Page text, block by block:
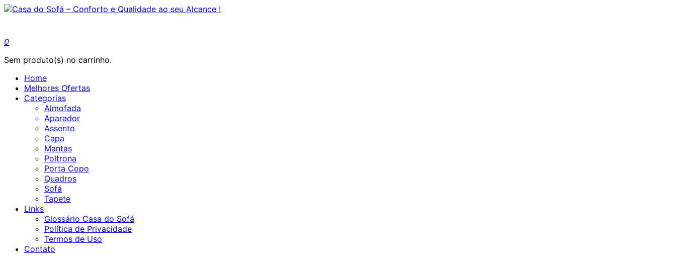
0
Sem produto(s) no carrinho.
Home
Melhores Ofertas
Categorias
Almofada
Aparador
Assento
Capa
Mantas
Poltrona
Porta Copo
Quadros
Sofá
Tapete
Links
Glossário Casa do Sofá
Política de Privacidade
Termos de Uso
Contato